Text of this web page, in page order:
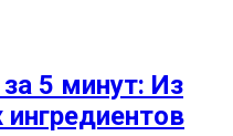
5 минут: Из